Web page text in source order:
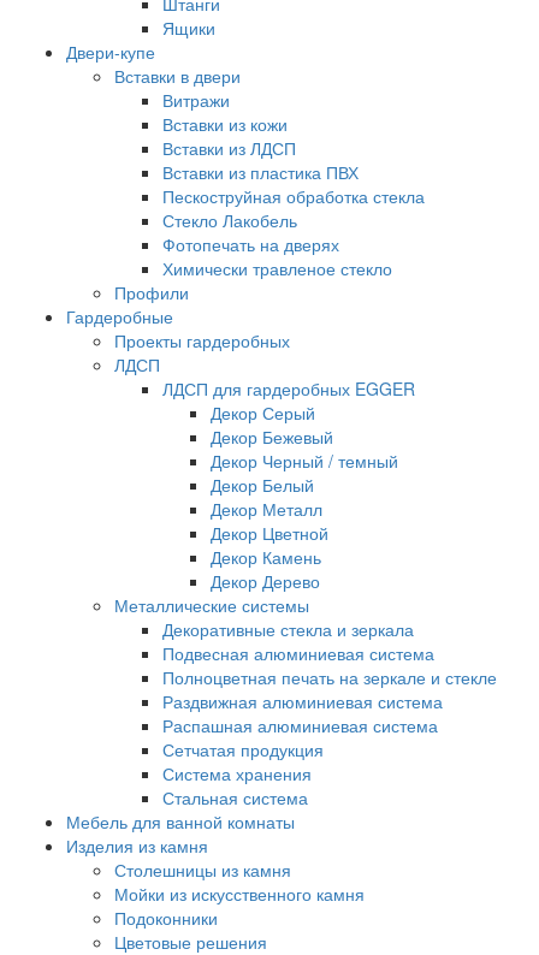
Ящики
Двери-купе
Вставки в двери
Витражи
Вставки из кожи
Вставки из ЛДСП
Вставки из пластика ПВХ
Пескоструйная обработка стекла
Стекло Лакобель
Фотопечать на дверях
Химически травленое стекло
Профили
Гардеробные
Проекты гардеробных
ЛДСП
ЛДСП для гардеробных EGGER
Декор Серый
Декор Бежевый
Декор Черный / темный
Декор Белый
Декор Металл
Декор Цветной
Декор Камень
Декор Дерево
Металлические системы
Декоративные стекла и зеркала
Подвесная алюминиевая система
Полноцветная печать на зеркале и стекле
Раздвижная алюминиевая система
Распашная алюминиевая система
Сетчатая продукция
Система хранения
Стальная система
Мебель для ванной комнаты
Изделия из камня
Столешницы из камня
Мойки из искусственного камня
Подоконники
Цветовые решения